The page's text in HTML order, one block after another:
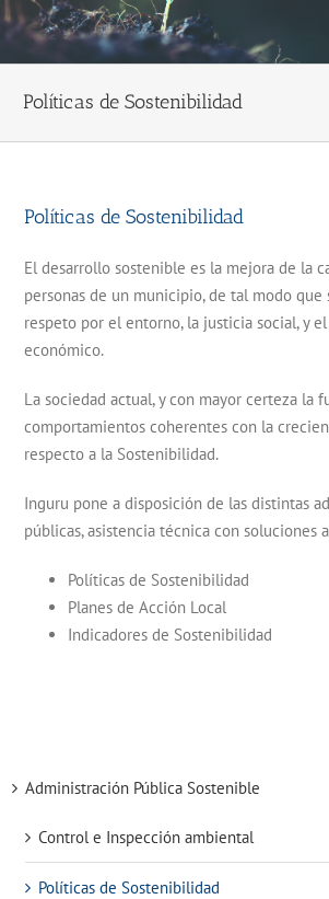
Políticas de Sostenibilidad
Políticas de Sostenibilidad
El desarrollo sostenible es la mejora de la
personas de un municipio, de tal modo
respeto por el entorno, la justicia social, y
económico.
La sociedad actual, y con mayor certeza la
comportamientos coherentes con la
respecto a la Sostenibilidad.
Inguru pone a disposición de las distintas
públicas, asistencia técnica con soluciones
Políticas de Sostenibilidad
Planes de Acción Local
Indicadores de Sostenibilidad
Administración Pública Sostenible
Control e Inspección ambiental
Políticas de Sostenibilidad